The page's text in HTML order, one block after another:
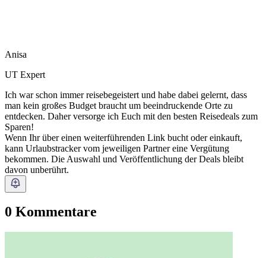
Anisa
UT Expert
Ich war schon immer reisebegeistert und habe dabei gelernt, dass
man kein großes Budget braucht um beeindruckende Orte zu
entdecken. Daher versorge ich Euch mit den besten Reisedeals zum
Sparen!
Wenn Ihr über einen weiterführenden Link bucht oder einkauft,
kann Urlaubstracker vom jeweiligen Partner eine Vergütung
bekommen. Die Auswahl und Veröffentlichung der Deals bleibt
davon unberührt.
0 Kommentare